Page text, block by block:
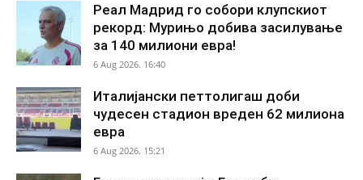
Реал Мадрид го собори клупскиот
рекорд: Мурињо добива засилување
за 140 милиони евра!
6 Aug 2026. 16:40
Италијански петтолигаш доби
чудесен стадион вреден 62 милиона
евра
6 Aug 2026. 15:21